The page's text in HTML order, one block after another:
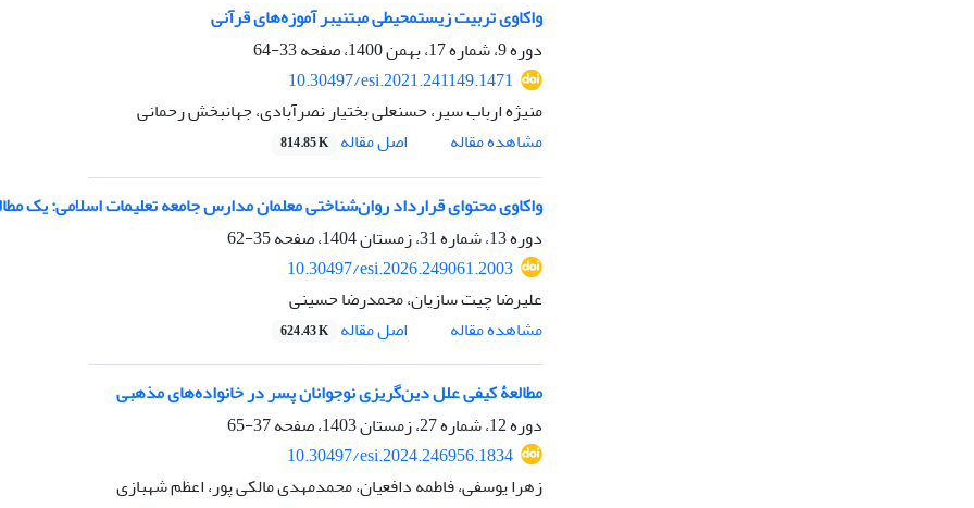
واکاوی تربیت زیست‎محیطی مبتنی‏بر آموزه‌های قرآنی
دوره 9، شماره 17، بهمن 1400، صفحه
33-64
10.30497/esi.2021.241149.1471
منیژه ارباب سیر، حسنعلی بختیار نصرآبادی، جهانبخش رحمانی
مشاهده مقاله
اصل مقاله 814.85 K
واکاوی محتوای قرارداد روان‌شناختی معلمان مدارس جامعه تعلیمات اسلامی: یک
دوره 13، شماره 31، زمستان 1404، صفحه
35-62
10.30497/esi.2026.249061.2003
علیرضا چیت سازیان، محمدرضا حسینی
مشاهده مقاله
اصل مقاله 624.43 K
مطالعۀ کیفی علل دین‌گریزی نوجوانان پسر در خانواده‌های مذهبی
دوره 12، شماره 27، زمستان 1403، صفحه
37-65
10.30497/esi.2024.246956.1834
زهرا یوسفی، فاطمه دافعیان، محمدمهدی مالکی پور، اعظم شهبازی